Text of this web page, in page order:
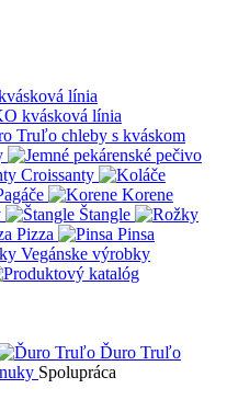
línia
kvásková línia
Truľo chleby s kváskom
Croissanty
Korene
Štangle
Pizza
Pinsa
Vegánske výrobky
Ďuro Truľo
Spolupráca